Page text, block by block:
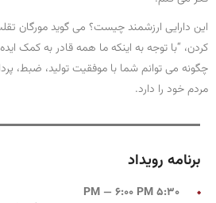
این دارایی ارزشمند چیست؟ می گوید مورگان
کردن، “با توجه به اینکه ما همه قادر به کمک
چگونه می توانم شما با موفقیت تولید، ضبط،
مردم خود را دارد.
برنامه رویداد
5:30 PM — 6:00 PM